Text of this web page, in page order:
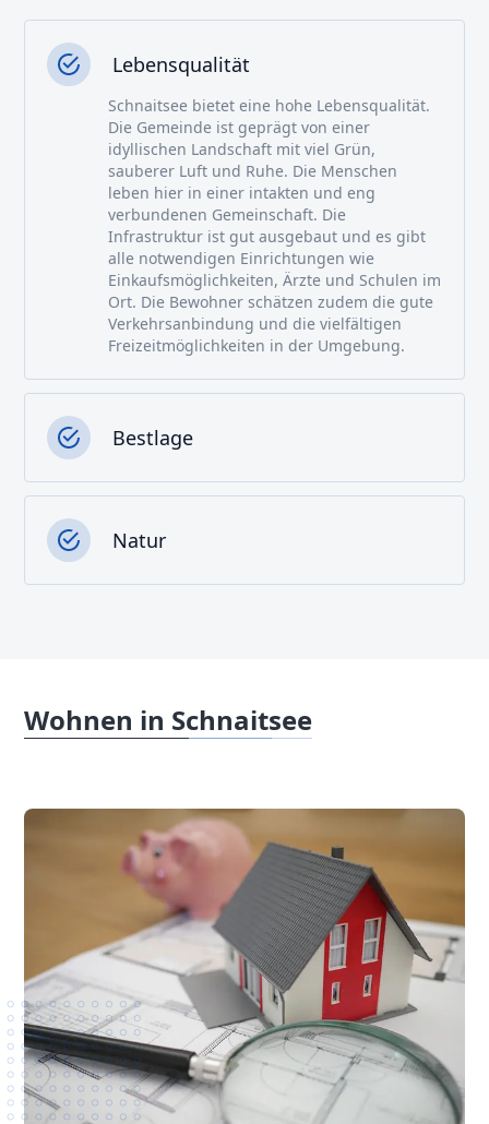
Lebensqualität
Schnaitsee bietet eine hohe Lebensqualität.
Die Gemeinde ist geprägt von einer
idyllischen Landschaft mit viel Grün,
sauberer Luft und Ruhe. Die Menschen
leben hier in einer intakten und eng
verbundenen Gemeinschaft. Die
Infrastruktur ist gut ausgebaut und es gibt
alle notwendigen Einrichtungen wie
Einkaufsmöglichkeiten, Ärzte und Schulen im
Ort. Die Bewohner schätzen zudem die gute
Verkehrsanbindung und die vielfältigen
Freizeitmöglichkeiten in der Umgebung.
Bestlage
Natur
Wohnen in Schnaitsee